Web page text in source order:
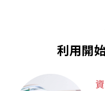
利用開